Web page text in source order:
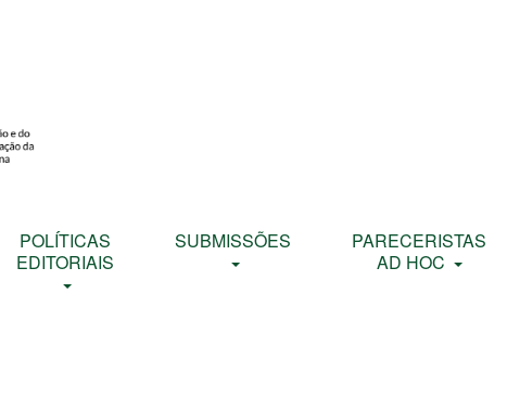
POLÍTICAS
EDITORIAIS
SUBMISSÕES
PARECERISTAS
AD HOC